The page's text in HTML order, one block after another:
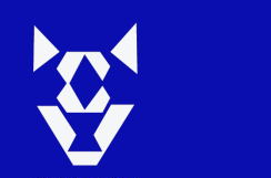
content